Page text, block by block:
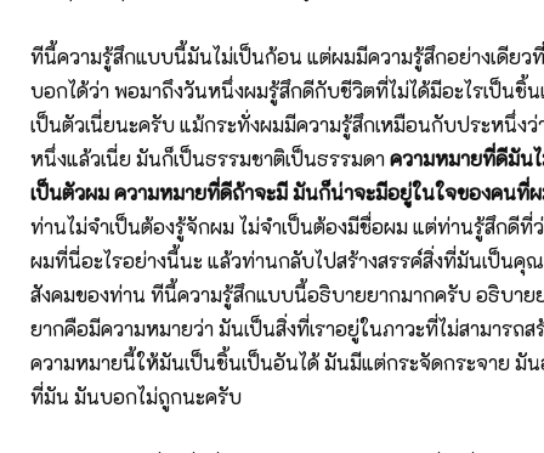
ทีนี้ความรู้สึกแบบนี้มันไม่เป็นก้อน แต่ผมมีความรู้สึกอย่างเดียว
บอกได้ว่า พอมาถึงวันหนึ่งผมรู้สึกดีกับชีวิตที่ไม่ได้มีอะไรเป็นชิ้น
เป็นตัวเนี่ยนะครับแม้กระทั่งผมมีความรู้สึกเหมือนกับประหนึ่งว่
หนึ่งแล้วเนี่ย มันก็เป็นธรรมชาติเป็นธรรมดาความหมายที่ดีมันไ
เป็นตัวผม ความหมายที่ดีถ้าจะมี มันก็น่าจะมีอยู่ในใจของคนที่
ท่านไม่จำเป็นต้องรู้จักผม ไม่จำเป็นต้องมีชื่อผม แต่ท่านรู้สึกดีที่
ผมที่นี่อะไรอย่างนี้นะ แล้วท่านกลับไปสร้างสรรค์สิ่งที่มันเป็นคุ
สังคมของท่าน ทีนี้ความรู้สึกแบบนี้อธิบายยากมากครับ อธิบาย
ยากคือมีความหมายว่า มันเป็นสิ่งที่เราอยู่ในภาวะที่ไม่สามารถส
ความหมายนี้ให้มันเป็นชิ้นเป็นอันได้ มันมีแต่กระจัดกระจาย มั
ที่มัน มันบอกไม่ถูกนะครับ